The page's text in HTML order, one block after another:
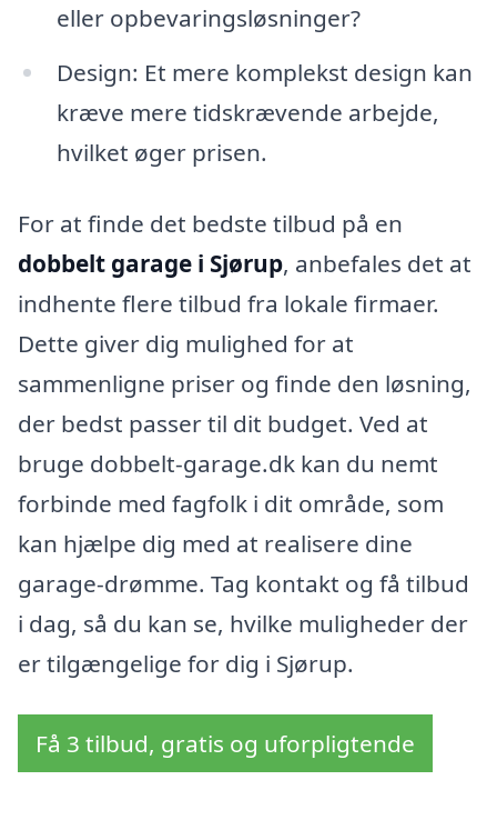
eller opbevaringsløsninger?
Design: Et mere komplekst design kan
kræve mere tidskrævende arbejde,
hvilket øger prisen.
For at finde det bedste tilbud på en
dobbelt garage i Sjørup, anbefales det at
indhente flere tilbud fra lokale firmaer.
Dette giver dig mulighed for at
sammenligne priser og finde den løsning,
der bedst passer til dit budget. Ved at
bruge dobbelt-garage.dk kan du nemt
forbinde med fagfolk i dit område, som
kan hjælpe dig med at realisere dine
garage-drømme. Tag kontakt og få tilbud
i dag, så du kan se, hvilke muligheder der
er tilgængelige for dig i Sjørup.
Få 3 tilbud, gratis og uforpligtende